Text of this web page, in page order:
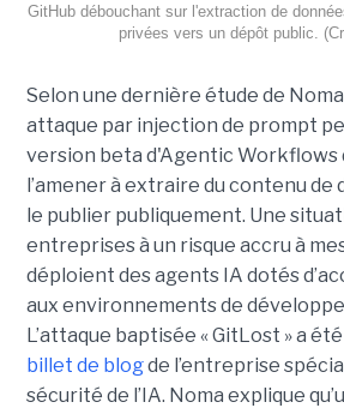
GitHub débouchant sur l'extraction de
privées vers un dépôt public.
Selon une dernière étude de
attaque par injection de prompt
version beta d'Agentic Workflows
l’amener à extraire du contenu de
le publier publiquement. Une
entreprises à un risque accru à
déploient des agents IA dotés
aux environnements de
L’attaque baptisée « GitLost » a
billet de blogde l’entreprise
sécurité de l’IA. Noma explique